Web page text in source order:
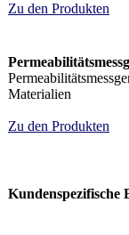
Zu den Produkten
Materialien
Zu den Produkten
Kundenspezifische